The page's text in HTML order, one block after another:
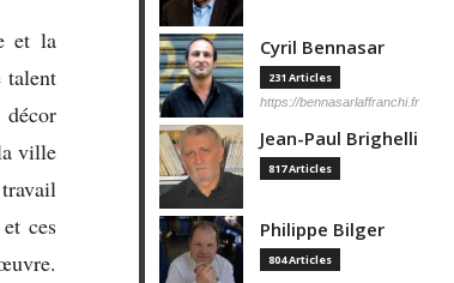
et la
talent
ville
ces
Cyril Bennasar
231 Articles
https://bennasarlaffranchi.fr
Jean-Paul Brighelli
817 Articles
Philippe Bilger
804 Articles